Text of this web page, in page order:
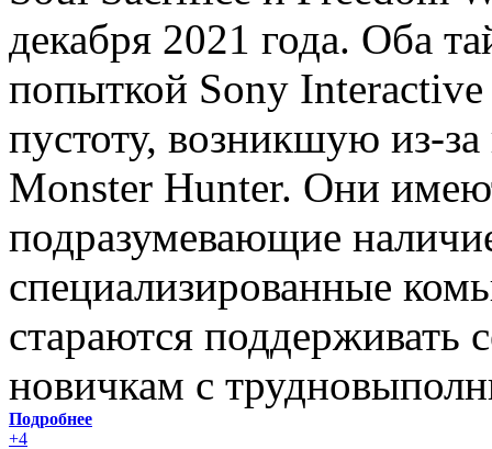
декабря 2021 года. Оба
попыткой Sony
пустоту, возникшую из-
Monster Hunter. Они
подразумевающие
специализированные
стараются поддерживать
новичкам с
Подробнее
+4